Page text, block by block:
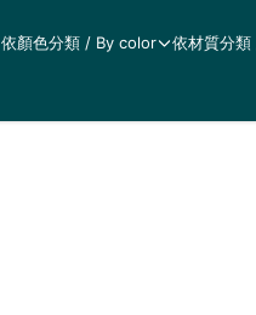
依顏色分類 / By color 依材質分